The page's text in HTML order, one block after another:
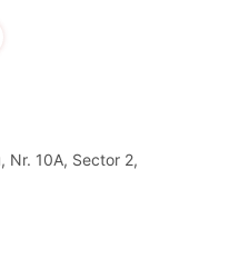
Nr. 10A, Sector 2,